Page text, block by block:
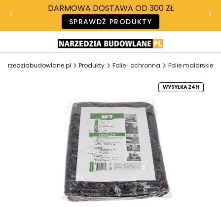
DARMOWA DOSTAWA OD 300 ZŁ
SPRAWDŹ PRODUKTY
narzedziabudowlane.pl Produkty Folie i ochronna Folie malarskie
WYSYŁKA 24H